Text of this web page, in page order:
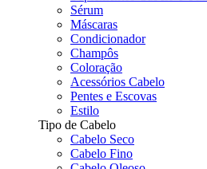
Sérum
Máscaras
Condicionador
Champôs
Coloração
Acessórios Cabelo
Pentes e Escovas
Estilo
Tipo de Cabelo
Cabelo Seco
Cabelo Fino